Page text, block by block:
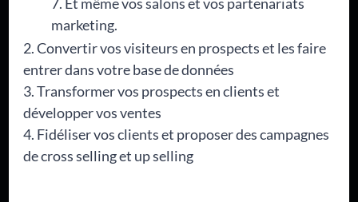
marketing.
Convertir vos visiteurs en prospects et les faire
entrer dans votre base de données
Transformer vos prospects en clients et
développer vos ventes
Fidéliser vos clients et proposer des campagnes
de cross selling et up selling